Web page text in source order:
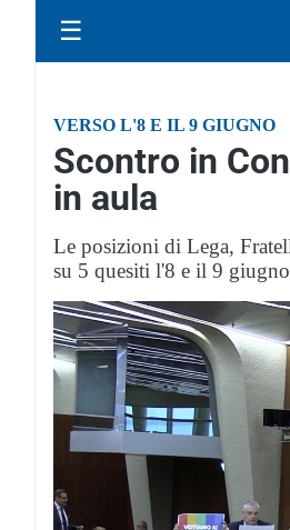
☰
VERSO L'8 E IL 9 GIUGNO
Scontro in
in aula
Le posizioni di Lega,
su 5 quesiti l'8 e il 9 giugno